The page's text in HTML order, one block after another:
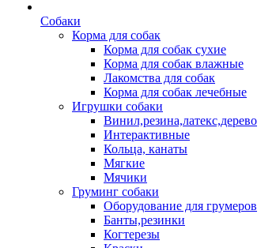
Собаки
Корма для собак
Корма для собак сухие
Корма для собак влажные
Лакомства для собак
Корма для собак лечебные
Игрушки собаки
Винил,резина,латекс,дерево
Интерактивные
Кольца, канаты
Мягкие
Мячики
Груминг собаки
Оборудование для грумеров
Банты,резинки
Когтерезы